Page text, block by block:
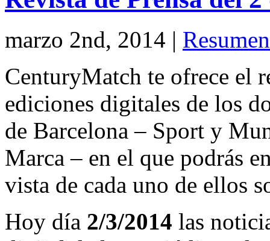
marzo 2nd, 2014 |
CenturyMatch te ofrece el
ediciones digitales de los
de Barcelona – Sport y
Marca – en el que podrás
vista de cada uno de ellos
Hoy día 2/3/2014 las